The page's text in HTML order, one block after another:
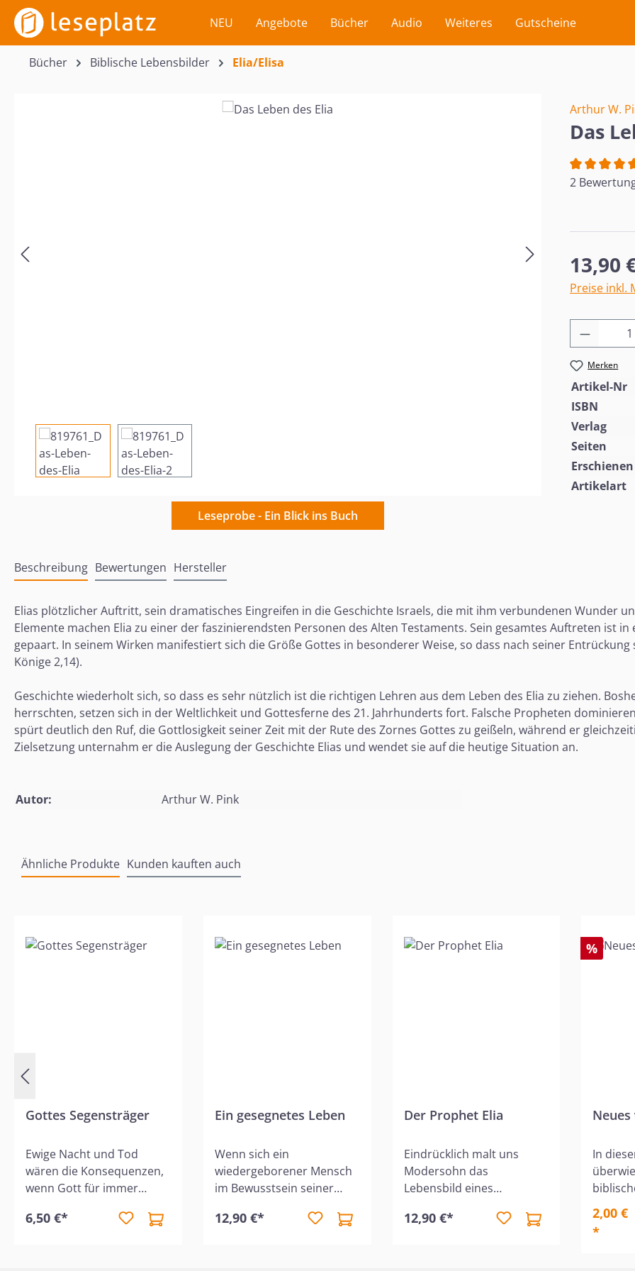
Hauptinhalt springen
Zur Suche springen
Zur Hauptnavigation springen NEU Angebote Bücher Audio Weiteres Gutscheine
Bücher Biblische Lebensbilder Elia/Elisa
Leseprobe - Ein Blick ins Buch
Arthur W.
Das
2
Regulärer
13,90
Preise inkl.
Merken
Artikel-Nr
ISBN
Verlag
Seiten
Erschienen
Artikelart
Beschreibung Bewertungen Hersteller
Elias plötzlicher Auftritt, sein dramatisches Eingreifen in die Geschichte Israels, die mit ihm verbundenen Wunder
Elemente machen Elia zu einer der faszinierendsten Personen des Alten Testaments. Sein gesamtes Auftreten ist
gepaart. In seinem Wirken manifestiert sich die Größe Gottes in besonderer Weise, so dass nach seiner
Könige 2,14).
Geschichte wiederholt sich, so dass es sehr nützlich ist die richtigen Lehren aus dem Leben des Elia zu ziehen.
herrschten, setzen sich in der Weltlichkeit und Gottesferne des 21. Jahrhunderts fort. Falsche Propheten
spürt deutlich den Ruf, die Gottlosigkeit seiner Zeit mit der Rute des Zornes Gottes zu geißeln, während er
Zielsetzung unternahm er die Auslegung der Geschichte Elias und wendet sie auf die heutige Situation an.
Autor: Arthur W. Pink
Ähnliche Produkte Kunden kauften auch
Gottes Segensträger
Ewige Nacht und Tod
wären die Konsequenzen,
wenn Gott für immer
oft er redet, wird es Licht
6,50 €*
Ein gesegnetes Leben
Wenn sich ein
wiedergeborener Mensch
im Bewusstsein seiner
Gott völlig im Dienst zur
12,90 €*
Der Prophet Elia
Eindrücklich malt uns
Modersohn das
Lebensbild eines
Gottesmannes vor Augen -
12,90 €*
%
Neues
In
der in
Größe,
Gnade
2,00 €
*